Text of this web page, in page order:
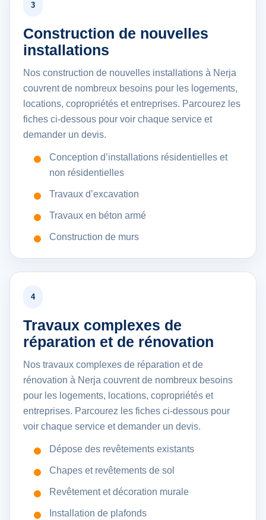
3
Construction de nouvelles
installations
Nos construction de nouvelles installations à Nerja
couvrent de nombreux besoins pour les logements,
locations, copropriétés et entreprises. Parcourez les
fiches ci-dessous pour voir chaque service et
demander un devis.
Conception d’installations résidentielles et
non résidentielles
Travaux d’excavation
Travaux en béton armé
Construction de murs
4
Travaux complexes de
réparation et de rénovation
Nos travaux complexes de réparation et de
rénovation à Nerja couvrent de nombreux besoins
pour les logements, locations, copropriétés et
entreprises. Parcourez les fiches ci-dessous pour
voir chaque service et demander un devis.
Dépose des revêtements existants
Chapes et revêtements de sol
Revêtement et décoration murale
Installation de plafonds